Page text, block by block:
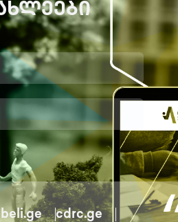
cdrc.ge